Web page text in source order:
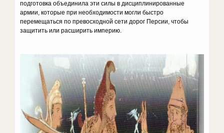
подготовка объединила эти силы в дисциплинированные
армии, которые при необходимости могли быстро
перемещаться по превосходной сети дорог Персии, чтобы
защитить или расширить империю.